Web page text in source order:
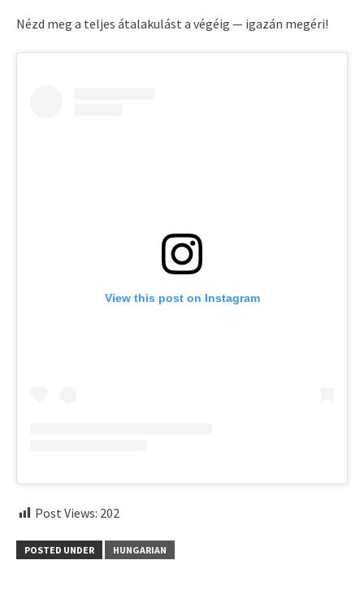
Nézd meg a teljes átalakulást a végéig — igazán megéri!
View this post on Instagram
Post Views: 202
POSTED UNDER HUNGARIAN